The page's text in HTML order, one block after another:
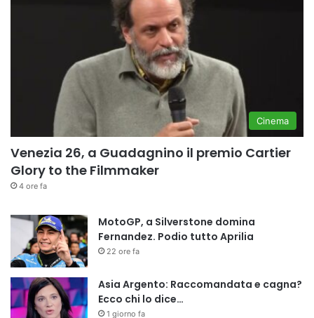
Cinema
Venezia 26, a Guadagnino il premio Cartier
Glory to the Filmmaker
4 ore fa
MotoGP, a Silverstone domina
Fernandez. Podio tutto Aprilia
22 ore fa
Asia Argento: Raccomandata e cagna?
Ecco chi lo dice…
1 giorno fa